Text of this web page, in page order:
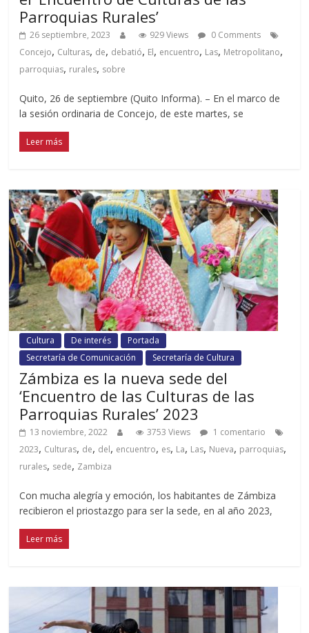
Parroquias Rurales’
26 septiembre, 2023 929 Views
0 Comments
Concejo, Culturas, de, debatió, El, encuentro, Las, Metropolitano,
parroquias, rurales, sobre
Quito, 26 de septiembre (Quito Informa). – En el marco de
la sesión ordinaria de Concejo, de este martes, se
Leer más
Cultura De interés
Portada
Secretaría de Comunicación
Secretaría de Cultura
Zámbiza es la nueva sede del
‘Encuentro de las Culturas de las
Parroquias Rurales’ 2023
13 noviembre, 2022 3753 Views
1 comentario
2023, Culturas, de, del, encuentro, es, La, Las, Nueva, parroquias,
rurales, sede, Zambiza
Con mucha alegría y emoción, los habitantes de Zámbiza
recibieron el priostazgo para ser la sede, en al año 2023,
Leer más